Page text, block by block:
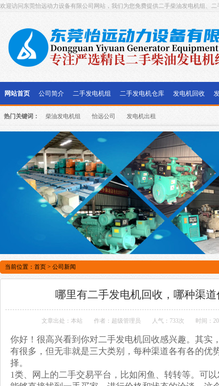
欢迎访问东莞怡远动力设备有限公司网站，我们为您免费提供二手柴油发电机组、
网站首页 公司简介 二手发电机组 二手发电机仓库 发电机回收
热门关键词： 柴油发电机组 怡远公司 发电机出租
当前位置： 首页 > 公司新闻
哪里有二手发电机回收，哪种渠
文章出处：本站 作者：超级管理员 人气：733次 时间：
你好！很高兴看到你对二手发电机回收感兴趣。其实
有很多，但无非就是三大类别，每种渠道各有各的优
择。
1类、网上的二手交易平台，比如闲鱼、转转等。可